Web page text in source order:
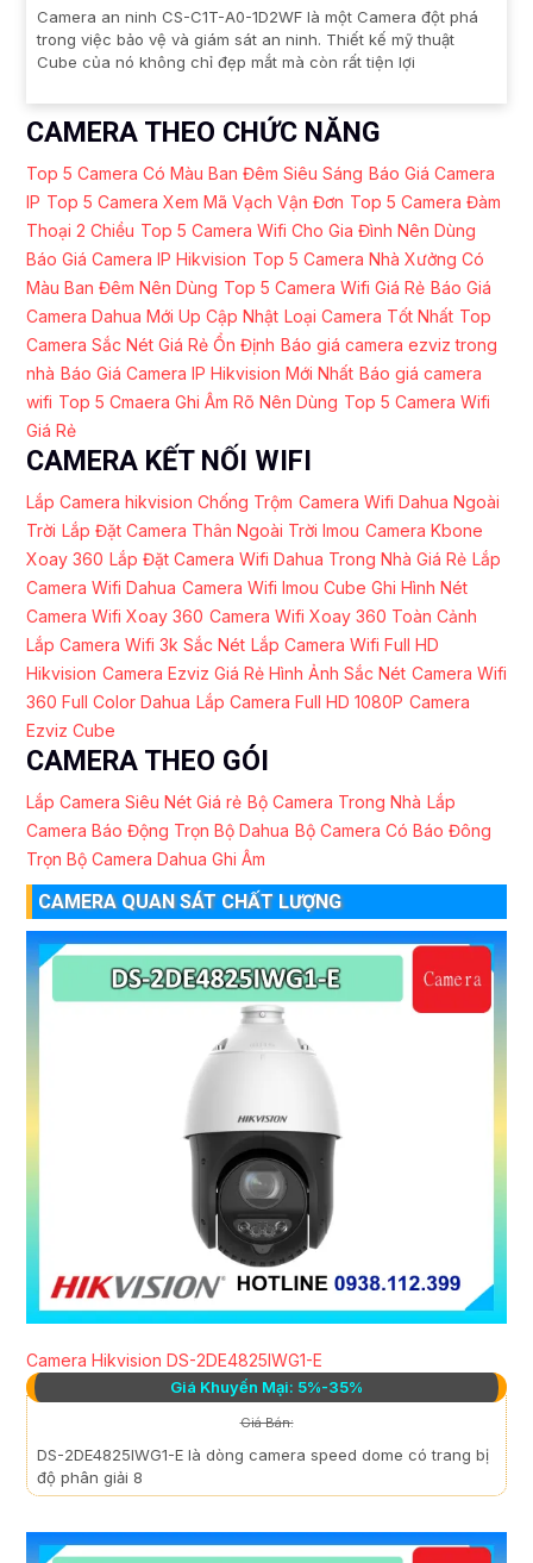
Camera an ninh CS-C1T-A0-1D2WF là một Camera đột phá
trong việc bảo vệ và giám sát an ninh. Thiết kế mỹ thuật
Cube của nó không chỉ đẹp mắt mà còn rất tiện lợi
CAMERA THEO CHỨC NĂNG
Top 5 Camera Có Màu Ban Đêm Siêu Sáng Báo Giá Camera
IP Top 5 Camera Xem Mã Vạch Vận Đơn Top 5 Camera Đàm
Thoại 2 Chiều Top 5 Camera Wifi Cho Gia Đình Nên Dùng
Báo Giá Camera IP Hikvision Top 5 Camera Nhà Xưởng Có
Màu Ban Đêm Nên Dùng Top 5 Camera Wifi Giá Rẻ Báo Giá
Camera Dahua Mới Up Cập Nhật Loại Camera Tốt Nhất Top
Camera Sắc Nét Giá Rẻ Ổn Định Báo giá camera ezviz trong
nhà Báo Giá Camera IP Hikvision Mới Nhất Báo giá camera
wifi Top 5 Cmaera Ghi Âm Rõ Nên Dùng Top 5 Camera Wifi
Giá Rẻ
CAMERA KẾT NỐI WIFI
Lắp Camera hikvision Chống Trộm Camera Wifi Dahua Ngoài
Trời Lắp Đặt Camera Thân Ngoài Trời Imou Camera Kbone
Xoay 360 Lắp Đặt Camera Wifi Dahua Trong Nhà Giá Rẻ Lắp
Camera Wifi Dahua Camera Wifi Imou Cube Ghi Hình Nét
Camera Wifi Xoay 360 Camera Wifi Xoay 360 Toàn Cảnh
Lắp Camera Wifi 3k Sắc Nét Lắp Camera Wifi Full HD
Hikvision Camera Ezviz Giá Rẻ Hình Ảnh Sắc Nét Camera Wifi
360 Full Color Dahua Lắp Camera Full HD 1080P Camera
Ezviz Cube
CAMERA THEO GÓI
Lắp Camera Siêu Nét Giá rẻ Bộ Camera Trong Nhà Lắp
Camera Báo Động Trọn Bộ Dahua Bộ Camera Có Báo Đông
Trọn Bộ Camera Dahua Ghi Âm
CAMERA QUAN SÁT CHẤT LƯỢNG
Camera Hikvision DS-2DE4825IWG1-E
Giá Khuyến Mại: 5%-35%
Giá Bán:
DS-2DE4825IWG1-E là dòng camera speed dome có trang bị
độ phân giải 8